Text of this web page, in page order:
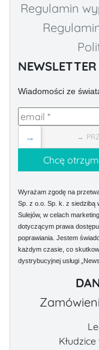
Regulamin
NEWSLETTER
Wiadomości ze
→
→
Wyrażam zgodę na
Sp. z o.o. Sp. k. z siedzibą
Sulejów, w celach
dotyczącym prawa
poprawiania. Jestem
każdym czasie, co
dystrybucyjnej usługi